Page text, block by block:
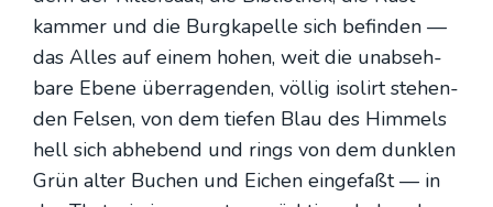
kam­mer und die Burg­ka­pel­le sich befin­den —
das Alles auf einem hohen, weit die unab­seh­
ba­re Ebe­ne über­ra­gen­den, völ­lig iso­lirt ste­hen­
den Fel­sen, von dem tie­fen Blau des Him­mels
hell sich abhe­bend und rings von dem dunk­len
Grün alter Buchen und Eichen ein­ge­faßt — in